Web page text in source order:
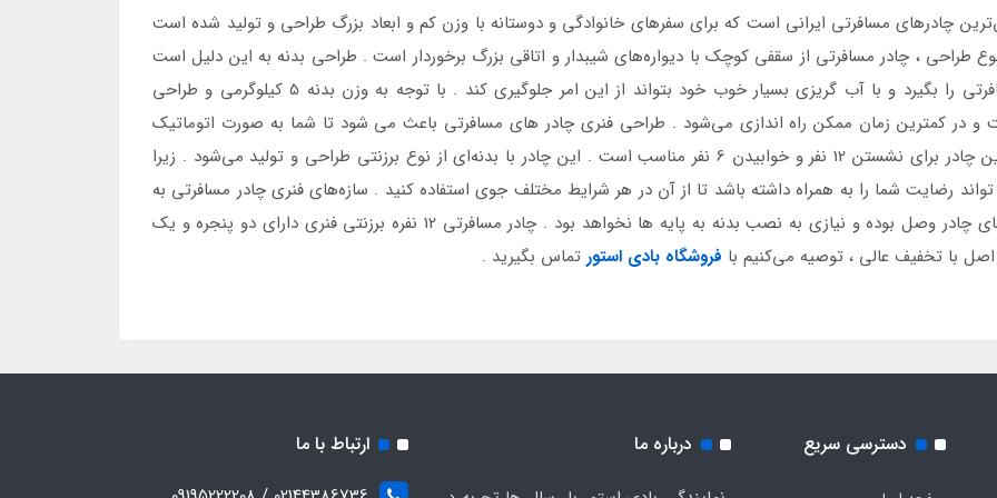
چادرهای مسافرتی ایرانی است که برای سفرهای خانوادگی و دوستانه با وزن کم و ابعاد بزرگ طراحی و تولید شده است
طراحی ، چادر مسافرتی از سقفی کوچک با دیواره‌های شیبدار و اتاقی بزرگ برخوردار است . طراحی بدنه به این دلیل است
که جلوی تجمع آب باران در بخش سقف چادر مسافرتی را بگیرد و با آب گریزی بسیار خوب خود بتواند از این امر جلوگیری کند . با توجه به وزن بدنه 5 کیلوگرمی و طراحی
و در کمترین زمان ممکن راه‌ اندازی می‌شود . طراحی فنری چادر های مسافرتی باعث می شود تا شما به صورت اتوماتیک
چادر مسافرتی را راه اندازی کنید . ظرفیت داخلی این چادر برای نشستن 12 نفر و خوابیدن 6 نفر مناسب است . این چادر با بدنه‌ای از نوع برزنتی طراحی و تولید می‌شود . زیرا
رضایت شما را به همراه داشته باشد تا از آن در هر شرایط مختلف جوی استفاده کنید . سازه‌های فنری چادر مسافرتی به
گونه ای طراحی شده است که پارچه بدنه به پایه های چادر وصل بوده و نیازی به نصب بدنه به پایه ها نخواهد بود . چادر مسافرتی 12 نفره برزنتی فنری دارای دو پنجره و یک
با تخفیف عالی ، توصیه می‌کنیم با فروشگاه بادی استور تماس بگیرید .
دسترسی سریع درباره ما ارتباط با ما